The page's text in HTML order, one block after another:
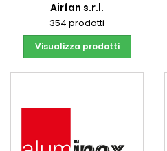
Airfan s.r.l.
354 prodotti
Visualizza prodotti